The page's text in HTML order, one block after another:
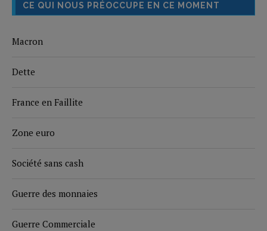
CE QUI NOUS PRÉOCCUPE EN CE MOMENT
Macron
Dette
France en Faillite
Zone euro
Société sans cash
Guerre des monnaies
Guerre Commerciale